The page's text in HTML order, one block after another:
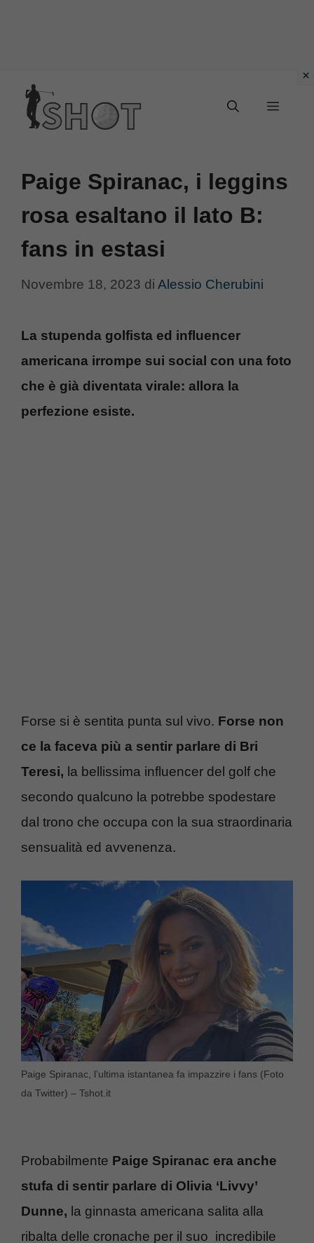
contenuto
Menu
Paige Spiranac, i leggins
rosa esaltano il lato B:
fans in estasi
Novembre 18, 2023 di Alessio Cherubini
La stupenda golfista ed influencer
americana irrompe sui social con una foto
che è già diventata virale: allora la
perfezione esiste.
Forse si è sentita punta sul vivo. Forse non
ce la faceva più a sentir parlare di Bri
Teresi, la bellissima influencer del golf che
secondo qualcuno la potrebbe spodestare
dal trono che occupa con la sua straordinaria
sensualità ed avvenenza.
Paige Spiranac, l’ultima istantanea fa impazzire i fans (Foto
da Twitter) – Tshot.it
Probabilmente Paige Spiranac era anche
stufa di sentir parlare di Olivia ‘Livvy’
Dunne, la ginnasta americana salita alla
ribalta delle cronache per il suo incredibile